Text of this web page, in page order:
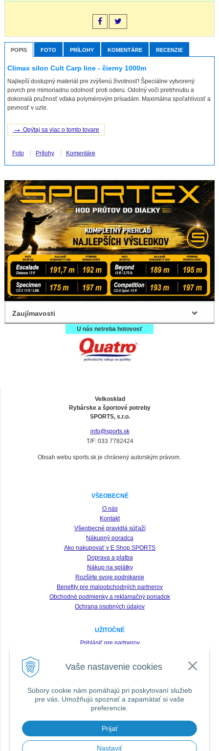
Vaše nastavenie cookies
Súbory cookie nám pomáhajú pri poskytovaní služieb
pre vás. Umožňujú spoznať a zapamätať si vaše
preferencie.
Prijať
Nastaviť
POPIS FOTO PRÍLOHY KOMENTÁRE RECENZIE
Climax silon Cult Carp line - čierny 1000m
Najlepší dostupný materiál pre zvýšenú životnosť! Špeciálne vytvorený
povrch pre mimoriadnu odolnosť proti oderu. Odolný voči pretrhnutiu a
dokonalá pružnosť vďaka polymérovým prísadám. Maximálna spoľahlivosť a
pevnosť v uzle.
→ Opýtaj sa viac o tomto tovare
Foto Prílohy Komentáre
Zaujímavosti
U nás netreba hotovosť
Velkosklad
Rybárske a športové potreby
SPORTS, s.r.o.
info@sports.sk
T/F: 033 7782424
Obsah webu sports.sk je chránený autorským právom.
VŠEOBECNÉ
O nás
Kontakt
Všeobecné pravidlá súťaží
Nákupný poradca
Ako nakupovať v E Shop SPORTS
Doprava a platba
Nákup na splátky
Rozšírte svoje podnikanie
Benefity pre maloobchodných partnerov
Obchodné podmienky a reklamačný poriadok
Ochrana osobných údajov
UŽITOČNÉ
Prihlásiť pre partnerov
Zabudnuté heslo
SLEDUJTE NÁS VŠADE
DOPORUČIŤ ZNÁMEMU